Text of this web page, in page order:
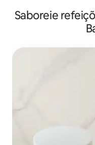
Saboreie